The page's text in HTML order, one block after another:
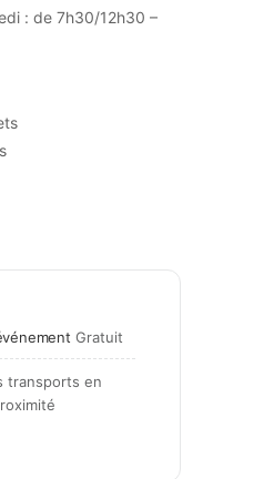
: de 7h30/12h30 –
Gratuit
transports en